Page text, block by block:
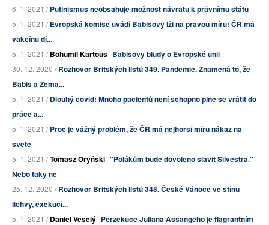
6. 1. 2021 /Putinismus neobsahuje možnost návratu k právnímu státu
5. 1. 2021 /Evropská komise uvádí Babišovy lži na pravou míru: ČR má
vakcínu dí...
5. 1. 2021 /Bohumil Kartous Babišovy bludy o Evropské unii
30. 12. 2020 /Rozhovor Britských listů 349. Pandemie. Znamená to, že
Babiš a Zema...
5. 1. 2021 /Dlouhý covid: Mnoho pacientů není schopno plně se vrátit do
práce a...
5. 1. 2021 /Proč je vážný problém, že ČR má nejhorší míru nákaz na
světě
5. 1. 2021 /Tomasz Oryński "Polákům bude dovoleno slavit Silvestra."
Nebo taky ne
25. 12. 2020 /Rozhovor Britských listů 348. České Vánoce ve stínu
lichvy, exekucí...
5. 1. 2021 /Daniel Veselý Perzekuce Juliana Assangeho je flagrantním